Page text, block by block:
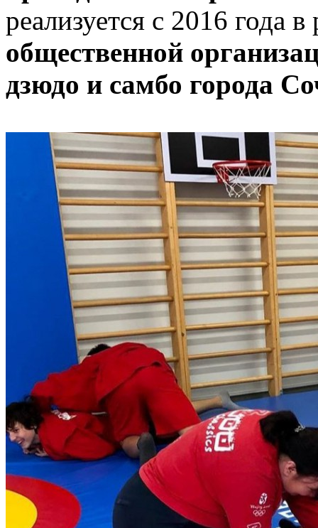
реализуется с 2016 года
общественной
дзюдо и самбо города